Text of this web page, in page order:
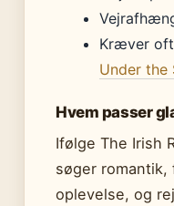
Kræver
Under the
Hvem passer
Ifølge The Irish
søger romantik,
oplevelse, og